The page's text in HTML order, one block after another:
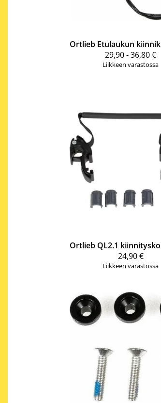
Ortlieb
29,90 - 36,80 €
Liikkeen varastossa
Ortlieb
24,90 €
Liikkeen varastossa